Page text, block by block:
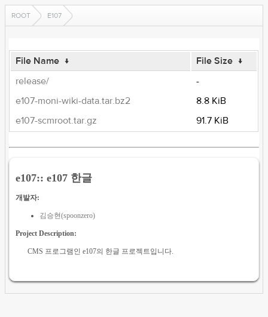
ROOT E107
File Name ↓ File Size ↓
release/
-
e107-moni-wiki-data.tar.bz2
8.8 KiB
e107-scmroot.tar.gz
91.7 KiB
e107:: e107 한글
개발자:
김승현(spoonzero)
Project Description:
CMS 프로그램인 e107의 한글 프로젝트입니다.